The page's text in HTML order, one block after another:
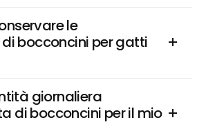
le
bocconcini per gatti
giornaliera
di bocconcini per il mio